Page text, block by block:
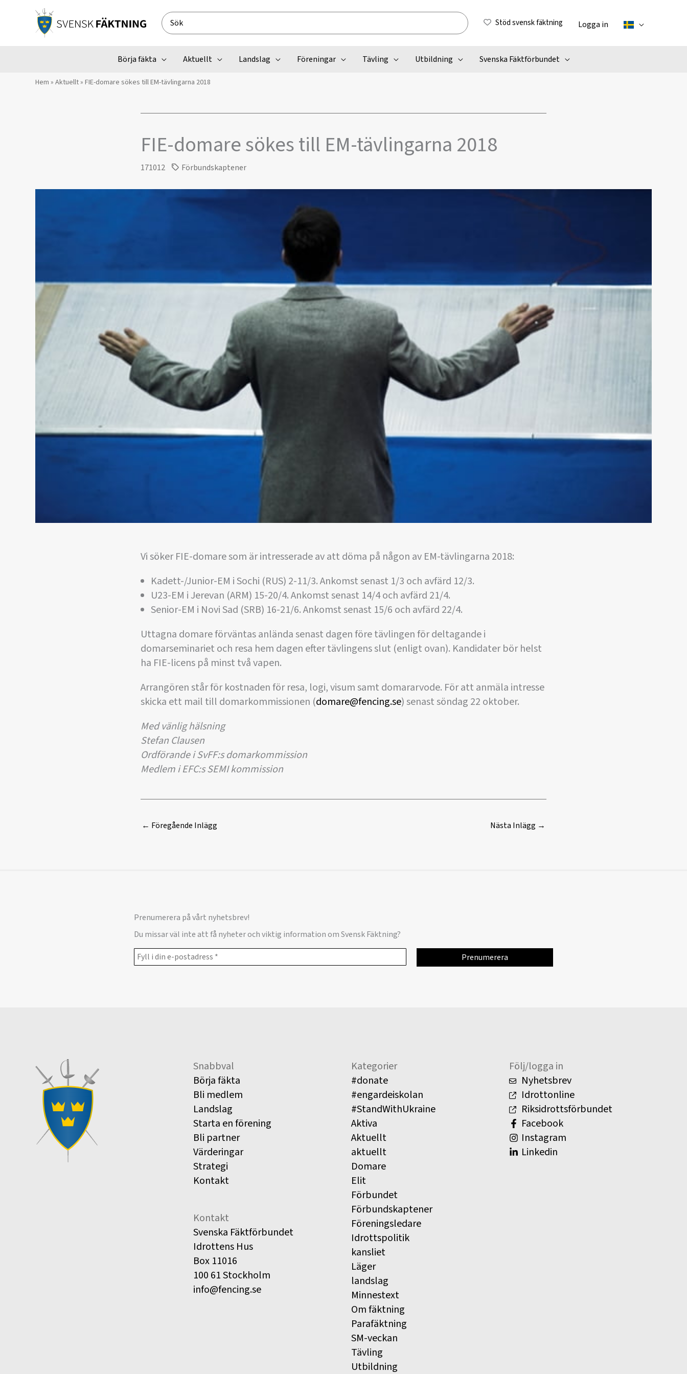
Search
for:
Stöd svensk fäktning Logga in
Börja fäkta Aktuellt Landslag Föreningar Tävling Utbildning Svenska Fäktförbundet
Hem » Aktuellt» FIE-domare sökes till EM-tävlingarna 2018
FIE-domare sökes till EM-tävlingarna 2018
171012 Förbundskaptener
Vi söker FIE-domare som är intresserade av att döma på någon av EM-tävlingarna 2018:
Kadett-/Junior-EM i Sochi (RUS) 2-11/3. Ankomst senast 1/3 och avfärd 12/3.
U23-EM i Jerevan (ARM) 15-20/4. Ankomst senast 14/4 och avfärd 21/4.
Senior-EM i Novi Sad (SRB) 16-21/6. Ankomst senast 15/6 och avfärd 22/4.
Uttagna domare förväntas anlända senast dagen före tävlingen för deltagande i
domarseminariet och resa hem dagen efter tävlingens slut (enligt ovan). Kandidater bör helst
ha FIE-licens på minst två vapen.
Arrangören står för kostnaden för resa, logi, visum samt domararvode. För att anmäla intresse
skicka ett mail till domarkommissionen (domare@fencing.se) senast söndag 22 oktober.
Med vänlig hälsning
Stefan Clausen
Ordförande i SvFF:s domarkommission
Medlem i EFC:s SEMI kommission
← Föregående Inlägg Nästa Inlägg →
Prenumerera på vårt nyhetsbrev!
Du missar väl inte att få nyheter och viktig information om Svensk Fäktning?
Snabbval
Börja fäkta
Bli medlem
Landslag
Starta en förening
Bli partner
Värderingar
Strategi
Kontakt
Kontakt
Svenska Fäktförbundet
Idrottens Hus
Box 11016
100 61 Stockholm
info@fencing.se
Kategorier
#donate
#engardeiskolan
#StandWithUkraine
Aktiva
Aktuellt
aktuellt
Domare
Elit
Förbundet
Förbundskaptener
Föreningsledare
Idrottspolitik
kansliet
Läger
landslag
Minnestext
Om fäktning
Parafäktning
SM-veckan
Tävling
Utbildning
Följ/logga in
Nyhetsbrev
Idrottonline
Riksidrottsförbundet
Facebook
Instagram
Linkedin